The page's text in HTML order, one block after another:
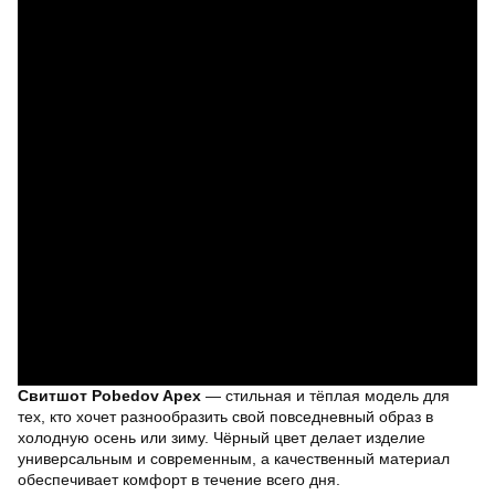
Свитшот Pobedov Apex — стильная и тёплая модель для
тех, кто хочет разнообразить свой повседневный образ в
холодную осень или зиму. Чёрный цвет делает изделие
универсальным и современным, а качественный материал
обеспечивает комфорт в течение всего дня.